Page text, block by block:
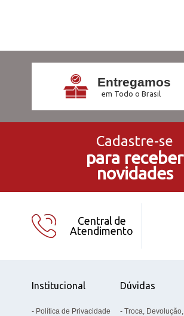
Entregamos
em Todo o Brasil
Cadastre-se
para receber
novidades
Central de
Atendimento
Institucional
Política de Privacidade
Dúvidas
Troca, Devolução,